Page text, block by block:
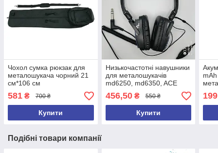
Чохол сумка рюкзак для
металошукача чорний 21
см*106 см
581 ₴ 700 ₴
Купити
Низькочастотні навушники
для металошукачів
md6250, md6350, ACE
250, ACE 350, ACE250,
ACE350, GARRET 2026 рік
456,50₴ 550 ₴
Купити
Подібні товари компанії